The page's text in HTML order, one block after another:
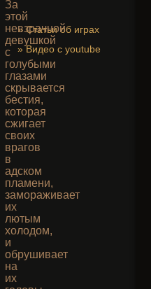
»Статьи об играх
»Видео с youtube
За
этой
невзрачной
девушкой
с
голубыми
глазами
скрывается
бестия,
которая
сжигает
своих
врагов
в
адском
пламени,
замораживает
их
лютым
холодом,
и
обрушивает
на
их